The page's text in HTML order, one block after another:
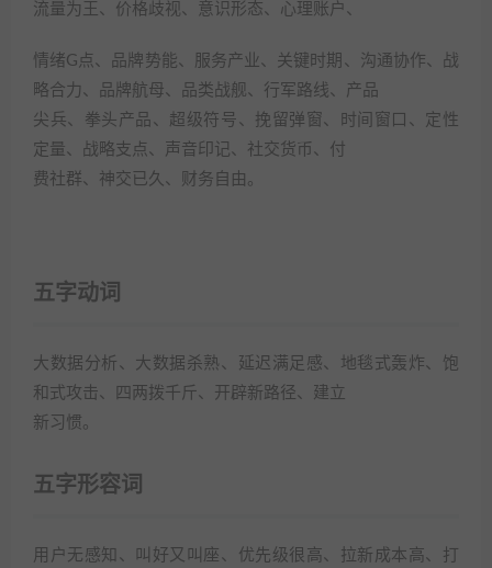
流量为王、价格歧视、意识形态、心理账户、
情绪G点、品牌势能、服务产业、关键时期、沟通协作、战
略合力、品牌航母、品类战舰、行军路线、产品
尖兵、拳头产品、超级符号、挽留弹窗、时间窗口、定性
定量、战略支点、声音印记、社交货币、付
费社群、神交已久、财务自由。
五字动词
大数据分析、大数据杀熟、延迟满足感、地毯式轰炸、饱
和式攻击、四两拨千斤、开辟新路径、建立
新习惯。
五字形容词
用户无感知、叫好又叫座、优先级很高、拉新成本高、打